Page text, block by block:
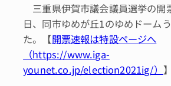
三重県伊賀市議会議員選挙の開
日、同市ゆめが丘1のゆめドーム
た。【開票速報は特設ページへ
（https://www.iga-
younet.co.jp/election2021ig/） 】